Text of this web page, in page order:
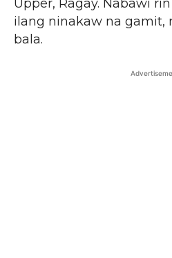
Upper, Ragay. Nabawi
ilang ninakaw na gamit,
bala.